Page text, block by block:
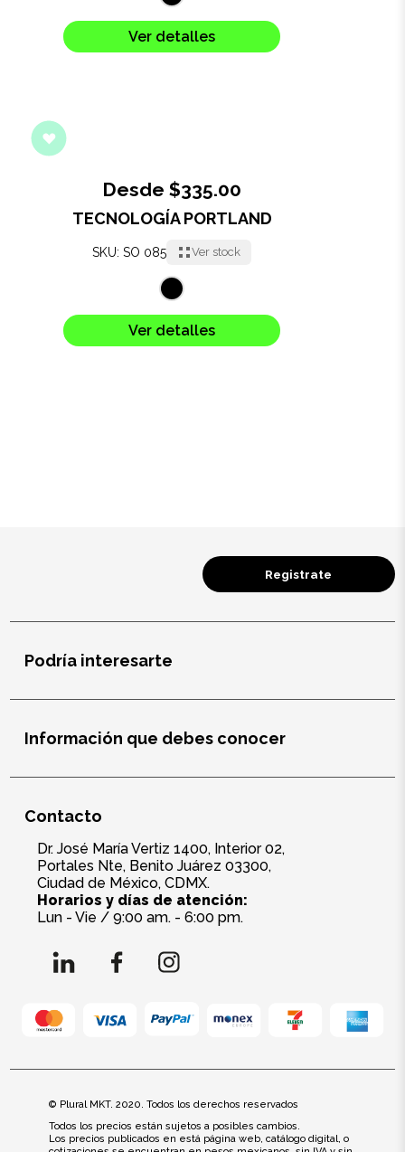
Ver detalles
Desde $335.00
TECNOLOGÍA PORTLAND
SKU: SO 085 Ver stock
Ver detalles
Registrate
Podría interesarte
Información que debes conocer
Contacto
Dr. José María Vertiz 1400, Interior 02,
Portales Nte, Benito Juárez 03300,
Ciudad de México, CDMX.
Horarios y días de atención:
Lun - Vie / 9:00 am. - 6:00 pm.
© Plural MKT. 2020. Todos los derechos reservados
Todos los precios están sujetos a posibles cambios.
Los precios publicados en está página web, catálogo digital, o